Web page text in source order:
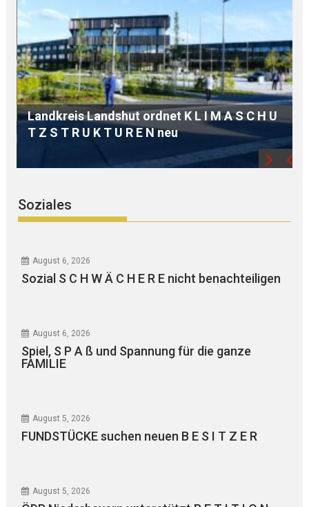
C H U
Soziales
August 6, 2026
Sozial S C H W Ä C H E R E nicht benachteiligen
August 6, 2026
Spiel, S P A ß und Spannung für die ganze
FAMILIE
August 5, 2026
FUNDSTÜCKE suchen neuen B E S I T Z E R
August 5, 2026